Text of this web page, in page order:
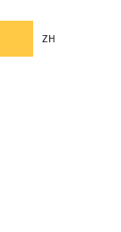
ZH